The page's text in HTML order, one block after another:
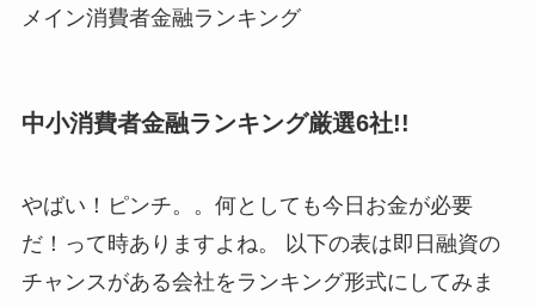
メイン消費者金融ランキング
中小消費者金融ランキング厳選6社!!
やばい！ピンチ。。何としても今日お金が必要
だ！って時ありますよね。 以下の表は即日融資の
チャンスがある会社をランキング形式にしてみま